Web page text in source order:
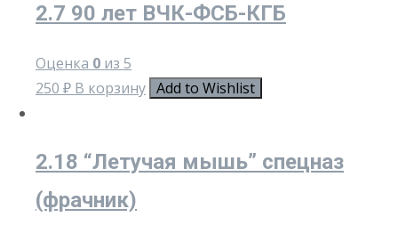
2.7 90 лет ВЧК-ФСБ-КГБ
Оценка 0 из 5
250 ₽ В корзину Add to Wishlist
2.18 “Летучая мышь” спецназ
(фрачник)